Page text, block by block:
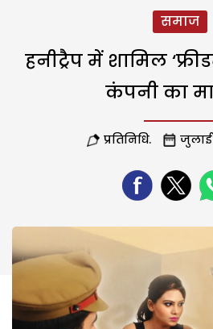
समाज
हनीट्रैप में शामिल
कंपनी का
प्रतिनिधि. जुलाई